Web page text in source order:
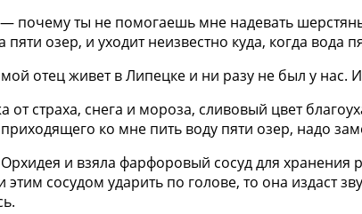
почему ты не помогаешь мне надевать
озер, и уходит неизвестно куда, когда вода
отец живет в Липецке и ни разу не был у нас. И
страха, снега и мороза, сливовый цвет
ко мне пить воду пяти озер, надо
и взяла фарфоровый сосуд для хранения
сосудом ударить по голове, то она издаст